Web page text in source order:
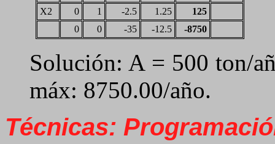
X2
0 1 -2.5 1.25
125
0
0 -35 -12.5 -8750
Solución: A = 500 ton/
máx: 8750.00/año.
Técnicas: